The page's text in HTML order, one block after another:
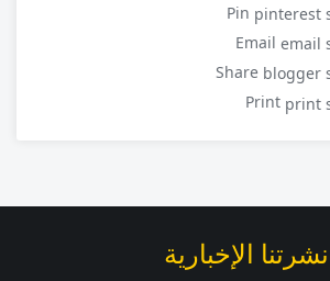
Pin
Email
Share
Print
نشرتنا الإخبارية